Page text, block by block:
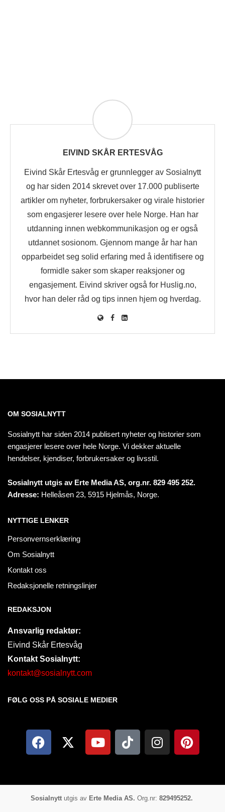
EIVIND SKÅR ERTESVÅG
Eivind Skår Ertesvåg er grunnlegger av Sosialnytt
og har siden 2014 skrevet over 17.000 publiserte
artikler om nyheter, forbrukersaker og virale historier
som engasjerer lesere over hele Norge. Han har
utdanning innen webkommunikasjon og er også
utdannet sosionom. Gjennom mange år har han
opparbeidet seg solid erfaring med å identifisere og
formidle saker som skaper reaksjoner og
engasjement. Eivind skriver også for Huslig.no,
hvor han deler råd og tips innen hjem og hverdag.
OM SOSIALNYTT
Sosialnytt har siden 2014 publisert nyheter og historier som
engasjerer lesere over hele Norge. Vi dekker aktuelle
hendelser, kjendiser, forbrukersaker og livsstil.
Sosialnytt utgis av Erte Media AS, org.nr. 829 495 252.
Adresse: Helleåsen 23, 5915 Hjelmås, Norge.
NYTTIGE LENKER
Personvernserklæring
Om Sosialnytt
Kontakt oss
Redaksjonelle retningslinjer
REDAKSJON
Ansvarlig redaktør:
Eivind Skår Ertesvåg
Kontakt Sosialnytt:
kontakt@sosialnytt.com
FØLG OSS PÅ SOSIALE MEDIER​
Sosialnyttutgis av Erte Media AS. Org.nr: 829495252.